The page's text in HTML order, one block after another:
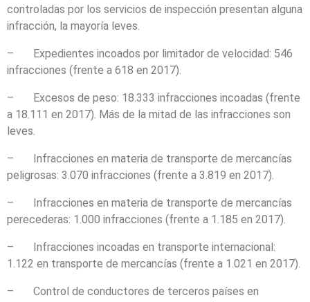
controladas por los servicios de inspección presentan alguna
infracción, la mayoría leves.
– Expedientes incoados por limitador de velocidad: 546
infracciones (frente a 618 en 2017).
– Excesos de peso: 18.333 infracciones incoadas (frente
a 18.111 en 2017). Más de la mitad de las infracciones son
leves.
– Infracciones en materia de transporte de mercancías
peligrosas: 3.070 infracciones (frente a 3.819 en 2017).
– Infracciones en materia de transporte de mercancías
perecederas: 1.000 infracciones (frente a 1.185 en 2017).
– Infracciones incoadas en transporte internacional:
1.122 en transporte de mercancías (frente a 1.021 en 2017).
– Control de conductores de terceros países en